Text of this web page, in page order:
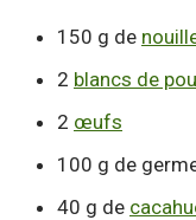
150 g de
2 blancs de
2 œufs
100 g de
40 g de